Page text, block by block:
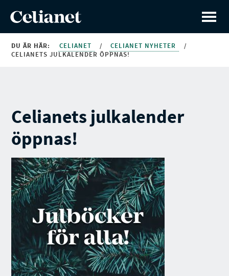
DU ÄR HÄR: CELIANET / CELIANET NYHETER
/
CELIANETS JULKALENDER ÖPPNAS!
Celianets julkalender
öppnas!